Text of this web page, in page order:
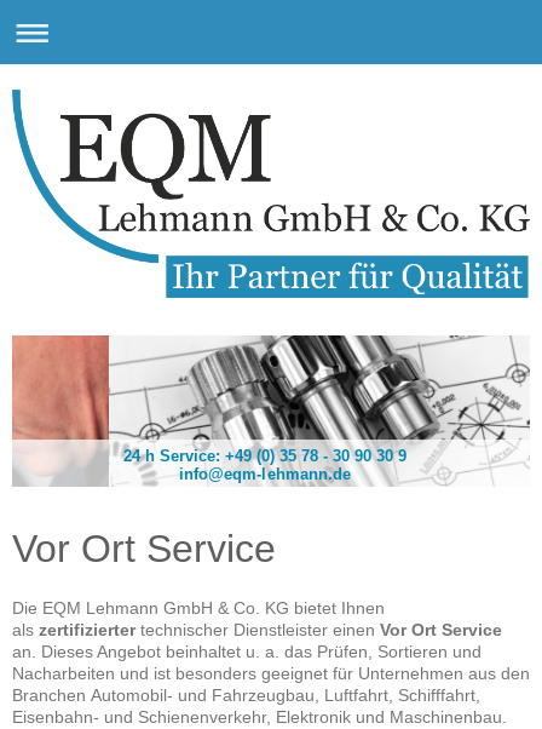
24 h Service: +49 (0) 35 78 - 30 90 30 9
info@eqm-lehmann.de
Vor Ort Service
Die EQM Lehmann GmbH & Co. KG bietet Ihnen
als zertifiziertertechnischer Dienstleister einen Vor Ort Service
an. Dieses Angebot beinhaltet u. a. das Prüfen, Sortieren und
Nacharbeiten und ist besonders geeignet für Unternehmen aus den
Branchen Automobil- und Fahrzeugbau, Luftfahrt, Schifffahrt,
Eisenbahn- und Schienenverkehr, Elektronik und Maschinenbau.